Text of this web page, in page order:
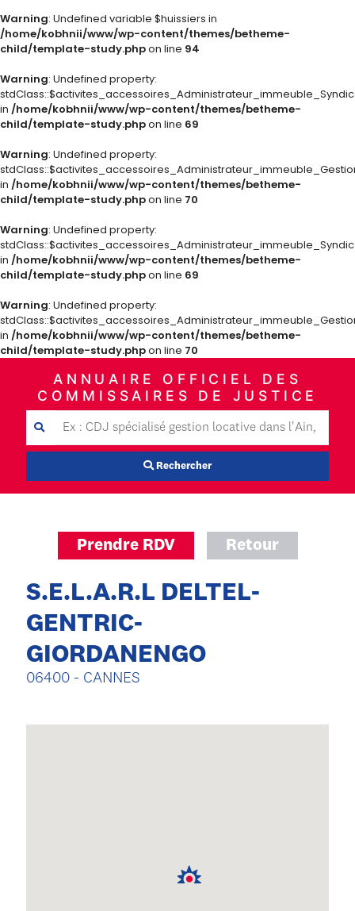
Warning: Undefined variable $huissiers in
/home/kobhnii/www/wp-content/themes/betheme-
child/template-study.phpon line 94
Warning: Undefined property:
in /home/kobhnii/www/wp-content/themes/betheme-
child/template-study.phpon line 69
Warning: Undefined property:
in /home/kobhnii/www/wp-content/themes/betheme-
child/template-study.phpon line 70
Warning: Undefined property:
in /home/kobhnii/www/wp-content/themes/betheme-
child/template-study.phpon line 69
Warning: Undefined property:
in /home/kobhnii/www/wp-content/themes/betheme-
child/template-study.phpon line 70
ANNUAIRE OFFICIEL DES
COMMISSAIRES DE JUSTICE
Rechercher
S.E.L.A.R.L DELTEL-
GENTRIC-
GIORDANENGO
06400 - CANNES
Prendre RDV Retour